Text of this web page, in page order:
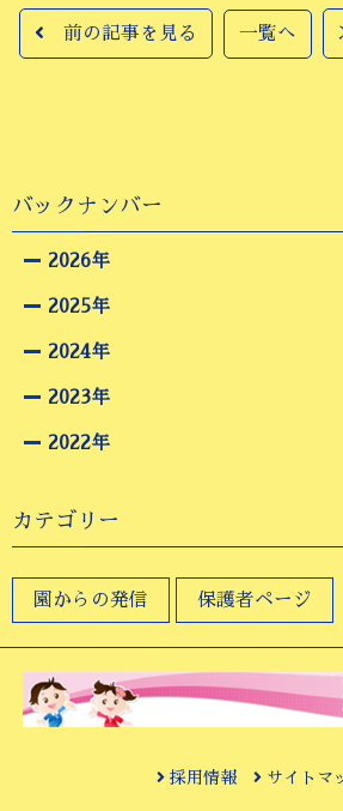
前の記事を見る 一覧へ
バックナンバー
2026年
2025年
2024年
2023年
2022年
カテゴリー
園からの発信 保護者ページ
採用情報 サイトマ